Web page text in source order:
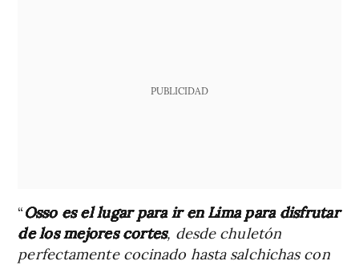
PUBLICIDAD
“Osso es el lugar para ir en Lima para disfrutar
de los mejores cortes, desde chuletón
perfectamente cocinado hasta salchichas con